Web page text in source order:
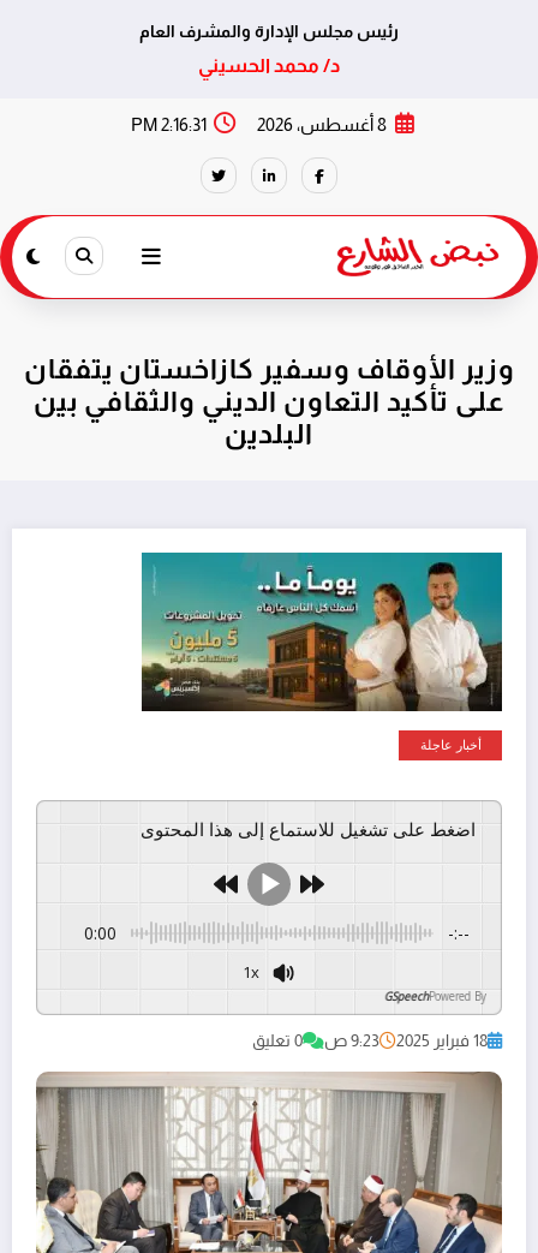
رئيس مجلس الإدارة والمشرف العام
د/ محمد الحسيني
8 أغسطس، 2026 2:16:31 PM
وزير الأوقاف وسفير كازاخستان يتفقان
على تأكيد التعاون الديني والثقافي بين
البلدين
أخبار عاجلة
اضغط على تشغيل للاستماع إلى هذا المحتوى
0:00 -:--
1x
Powered By
GSpeech
18 فبراير 2025 9:23 ص 0 تعليق